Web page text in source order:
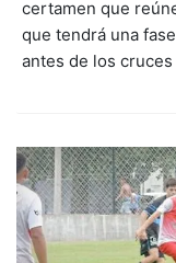
certamen que
que tendrá una
antes de los